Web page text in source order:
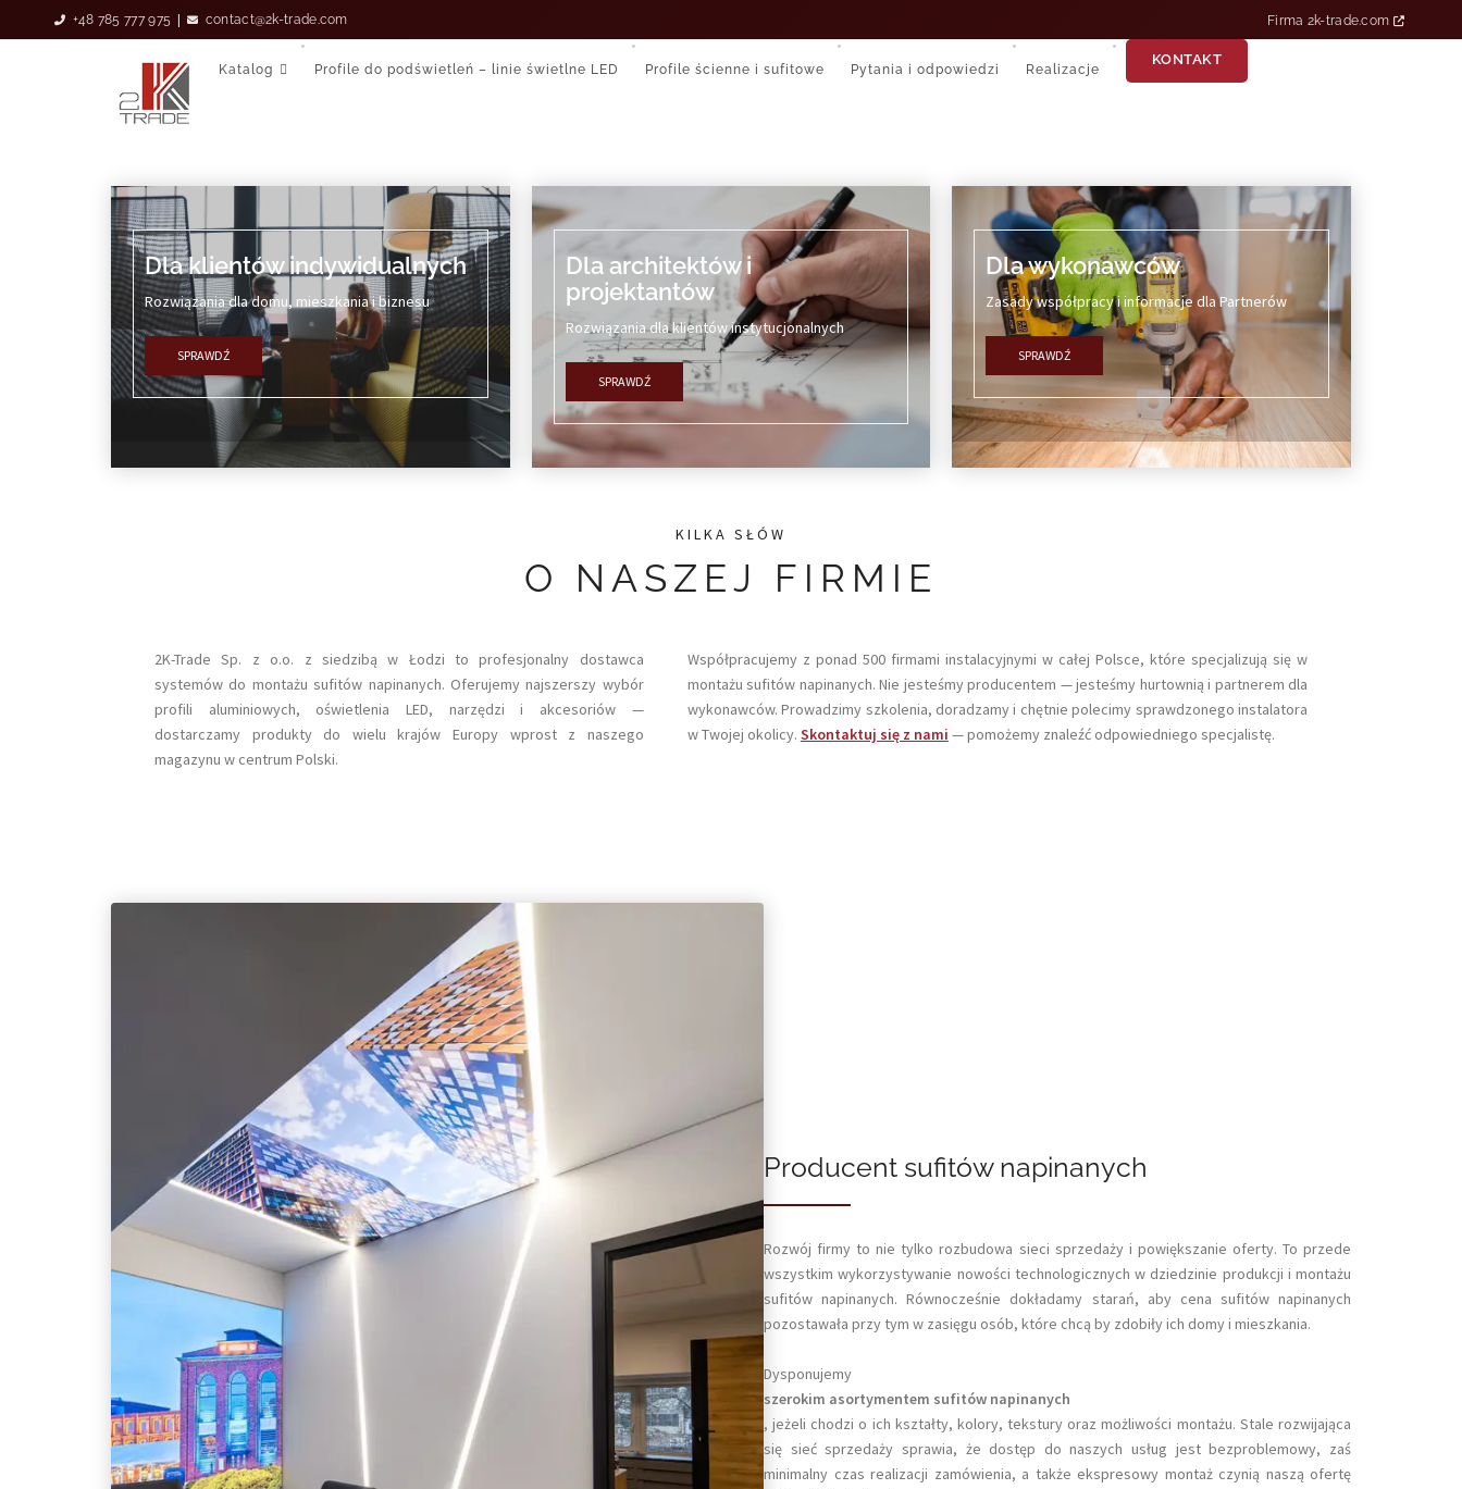
+48 785 777 975 | contact@2k-trade.com Firma 2k-trade.com
Katalog Profile do podświetleń – linie świetlne LED Profile ścienne i sufitowe Pytania i odpowiedzi Realizacje
KONTAKT
Dla klientów indywidualnych
Rozwiązania dla domu, mieszkania i biznesu
SPRAWDŹ
Dla architektów i
projektantów
Rozwiązania dla klientów instytucjonalnych
SPRAWDŹ
Dla wykonawców
Zasady współpracy i informacje dla Partnerów
SPRAWDŹ
KILKA SŁÓW
O NASZEJ FIRMIE
2K-Trade Sp. z o.o. z siedzibą w Łodzi to profesjonalny dostawca
systemów do montażu sufitów napinanych. Oferujemy najszerszy wybór
profili aluminiowych, oświetlenia LED, narzędzi i akcesoriów —
dostarczamy produkty do wielu krajów Europy wprost z naszego
magazynu w centrum Polski.
Współpracujemy z ponad 500 firmami instalacyjnymi w całej Polsce, które specjalizują się w
montażu sufitów napinanych. Nie jesteśmy producentem — jesteśmy hurtownią i partnerem dla
wykonawców. Prowadzimy szkolenia, doradzamy i chętnie polecimy sprawdzonego instalatora
w Twojej okolicy. Skontaktuj się z nami — pomożemy znaleźć odpowiedniego specjalistę.
Producent sufitów napinanych
Rozwój firmy to nie tylko rozbudowa sieci sprzedaży i powiększanie oferty. To przede
wszystkim wykorzystywanie nowości technologicznych w dziedzinie produkcji i montażu
sufitów napinanych. Równocześnie dokładamy starań, aby cena sufitów napinanych
pozostawała przy tym w zasięgu osób, które chcą by zdobiły ich domy i mieszkania.
Dysponujemy
szerokim asortymentem sufitów napinanych
, jeżeli chodzi o ich kształty, kolory, tekstury oraz możliwości montażu. Stale rozwijająca
się sieć sprzedaży sprawia, że dostęp do naszych usług jest bezproblemowy, zaś
minimalny czas realizacji zamówienia, a także ekspresowy montaż czynią naszą ofertę